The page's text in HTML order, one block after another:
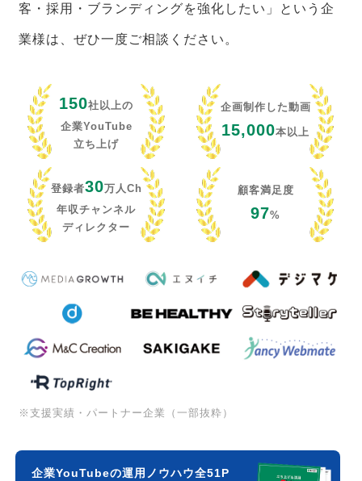
客・採用・ブランディングを強化したい」という企
業様は、ぜひ一度ご相談ください。
150社以上の
企業YouTube
立ち上げ
企画制作した動画
15,000本以上
登録者30万人Ch
年収チャンネル
ディレクター
顧客満足度
97%
※支援実績・パートナー企業（一部抜粋）
企業YouTubeの運用ノウハウ全51P